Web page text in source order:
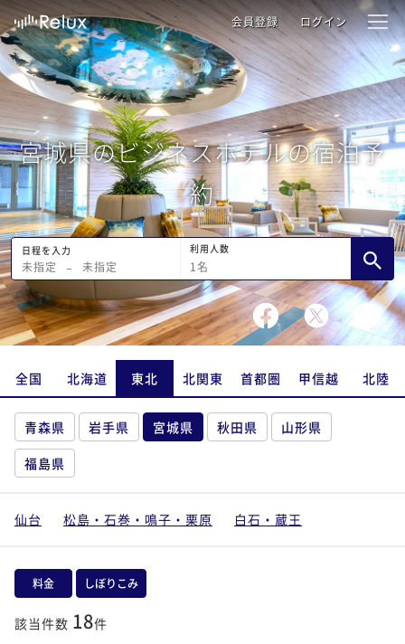
会員登録 ログイン
宮城県のビジネスホテルの宿泊予
約
日程を入力
未指定 − 未指定
利用人数
1 名
全国 北海道 東北 北関東 首都圏 甲信越 北陸
青森県 岩手県 宮城県 秋田県
山形県
福島県
仙台 松島・石巻・鳴子・栗原 白石・蔵王
料金 しぼりこみ
該当件数 18件